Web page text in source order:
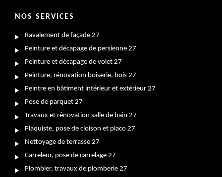
NOS SERVICES
Ravalement de façade 27
Peinture et décapage de persienne 27
Peinture et décapage de volet 27
Peinture, rénovation boiserie, bois 27
Peintre en bâtiment intérieur et extérieur 27
Pose de parquet 27
Travaux et rénovation salle de bain 27
Plaquiste, pose de cloison et placo 27
Nettoyage de terrasse 27
Carreleur, pose de carrelage 27
Plombier, travaux de plomberie 27